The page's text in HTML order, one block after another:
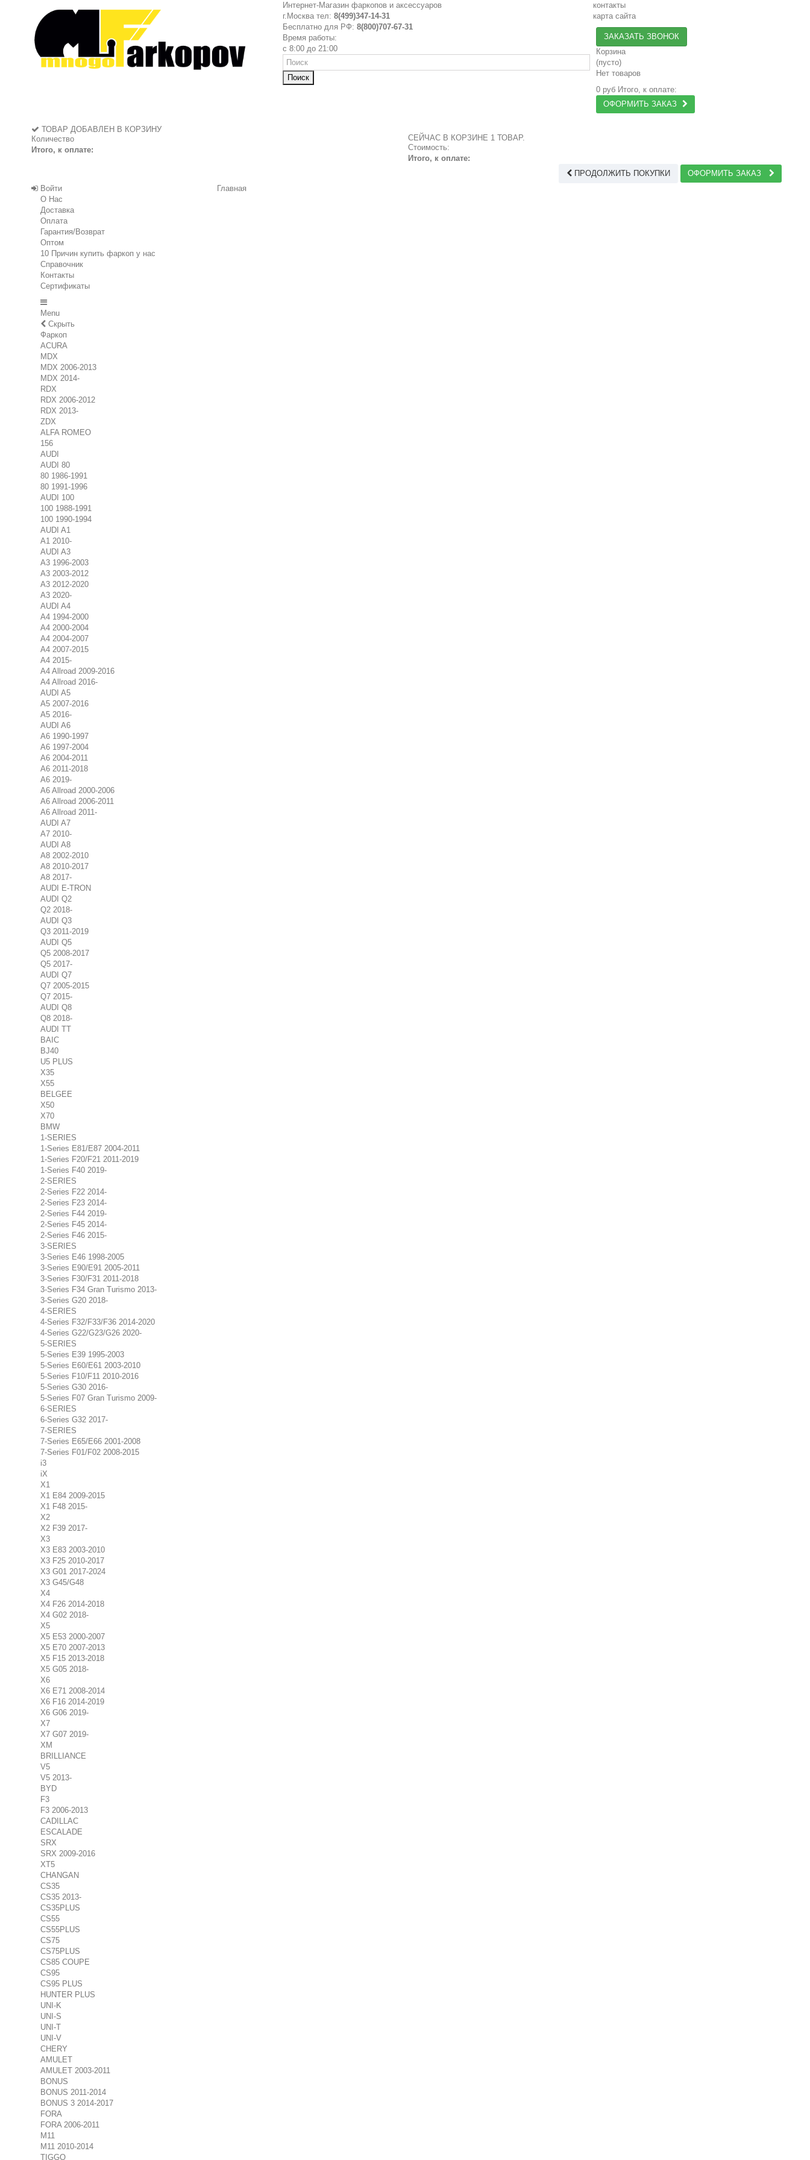
Интернет-Магазин фаркопов и аксессуаров
г.Москва тел: 8(499)347-14-31
Бесплатно для РФ: 8(800)707-67-31
Время работы:
с 8:00 до 21:00
Поиск
контакты
карта сайта
ЗАКАЗАТЬ ЗВОНОК
Корзина
(пусто)
Нет товаров
0 руб Итого, к оплате:
ОФОРМИТЬ ЗАКАЗ
ТОВАР ДОБАВЛЕН В КОРЗИНУ
Количество
Итого, к оплате:
СЕЙЧАС В КОРЗИНЕ 1 ТОВАР.
Стоимость:
Итого, к оплате:
ПРОДОЛЖИТЬ ПОКУПКИ
ОФОРМИТЬ ЗАКАЗ
Войти
Главная
О Нас
Доставка
Оплата
Гарантия/Возврат
Оптом
10 Причин купить фаркоп у нас
Справочник
Контакты
Сертификаты
Menu
Скрыть
Фаркоп
ACURA
MDX
MDX 2006-2013
MDX 2014-
RDX
RDX 2006-2012
RDX 2013-
ZDX
ALFA ROMEO
156
AUDI
AUDI 80
80 1986-1991
80 1991-1996
AUDI 100
100 1988-1991
100 1990-1994
AUDI A1
A1 2010-
AUDI A3
A3 1996-2003
A3 2003-2012
A3 2012-2020
A3 2020-
AUDI A4
A4 1994-2000
A4 2000-2004
A4 2004-2007
A4 2007-2015
A4 2015-
A4 Allroad 2009-2016
A4 Allroad 2016-
AUDI A5
A5 2007-2016
A5 2016-
AUDI A6
A6 1990-1997
A6 1997-2004
A6 2004-2011
A6 2011-2018
A6 2019-
A6 Allroad 2000-2006
A6 Allroad 2006-2011
A6 Allroad 2011-
AUDI A7
A7 2010-
AUDI A8
A8 2002-2010
A8 2010-2017
A8 2017-
AUDI E-TRON
AUDI Q2
Q2 2018-
AUDI Q3
Q3 2011-2019
AUDI Q5
Q5 2008-2017
Q5 2017-
AUDI Q7
Q7 2005-2015
Q7 2015-
AUDI Q8
Q8 2018-
AUDI TT
BAIC
BJ40
U5 PLUS
X35
X55
BELGEE
X50
X70
BMW
1-SERIES
1-Series E81/E87 2004-2011
1-Series F20/F21 2011-2019
1-Series F40 2019-
2-SERIES
2-Series F22 2014-
2-Series F23 2014-
2-Series F44 2019-
2-Series F45 2014-
2-Series F46 2015-
3-SERIES
3-Series E46 1998-2005
3-Series E90/E91 2005-2011
3-Series F30/F31 2011-2018
3-Series F34 Gran Turismo 2013-
3-Series G20 2018-
4-SERIES
4-Series F32/F33/F36 2014-2020
4-Series G22/G23/G26 2020-
5-SERIES
5-Series E39 1995-2003
5-Series E60/E61 2003-2010
5-Series F10/F11 2010-2016
5-Series G30 2016-
5-Series F07 Gran Turismo 2009-
6-SERIES
6-Series G32 2017-
7-SERIES
7-Series E65/E66 2001-2008
7-Series F01/F02 2008-2015
i3
iX
X1
X1 E84 2009-2015
X1 F48 2015-
X2
X2 F39 2017-
X3
X3 E83 2003-2010
X3 F25 2010-2017
X3 G01 2017-2024
X3 G45/G48
X4
X4 F26 2014-2018
X4 G02 2018-
X5
X5 E53 2000-2007
X5 E70 2007-2013
X5 F15 2013-2018
X5 G05 2018-
X6
X6 E71 2008-2014
X6 F16 2014-2019
X6 G06 2019-
X7
X7 G07 2019-
XM
BRILLIANCE
V5
V5 2013-
BYD
F3
F3 2006-2013
CADILLAC
ESCALADE
SRX
SRX 2009-2016
XT5
CHANGAN
CS35
CS35 2013-
CS35PLUS
CS55
CS55PLUS
CS75
CS75PLUS
CS85 COUPE
CS95
CS95 PLUS
HUNTER PLUS
UNI-K
UNI-S
UNI-T
UNI-V
CHERY
AMULET
AMULET 2003-2011
BONUS
BONUS 2011-2014
BONUS 3 2014-2017
FORA
FORA 2006-2011
M11
M11 2010-2014
TIGGO